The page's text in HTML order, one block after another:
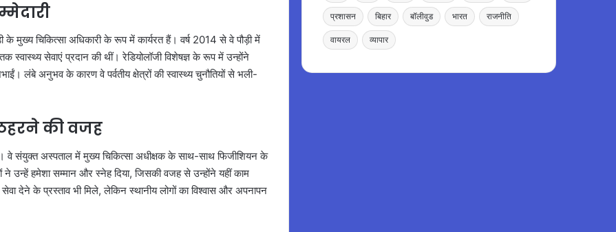
के मुख्य चिकित्सा अधिकारी के रूप में कार्यरत हैं। वर्ष 2014 से वे पौड़ी में
स्वास्थ्य सेवाएं प्रदान की थीं। रेडियोलॉजी विशेषज्ञ के रूप में उन्होंने
लंबे अनुभव के कारण वे पर्वतीय क्षेत्रों की स्वास्थ्य चुनौतियों से भली-
की वजह
वे संयुक्त अस्पताल में मुख्य चिकित्सा अधीक्षक के साथ-साथ फिजीशियन के
उन्हें हमेशा सम्मान और स्नेह दिया, जिसकी वजह से उन्होंने यहीं काम
देने के प्रस्ताव भी मिले, लेकिन स्थानीय लोगों का विश्वास और अपनापन
प्रशासन बिहार बॉलीवुड भारत राजनीति
वायरल व्यापार